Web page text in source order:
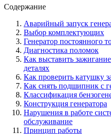
Содержание
Аварийный запуск
Выбор комплектующих
Генератор постоянного
Диагностика поломок
Как выставить
деталях
Как проверить катушку
Как снять подшипник с
Классификация
Конструкция генератора
Нарушения в работе
обслуживание
Принцип работы